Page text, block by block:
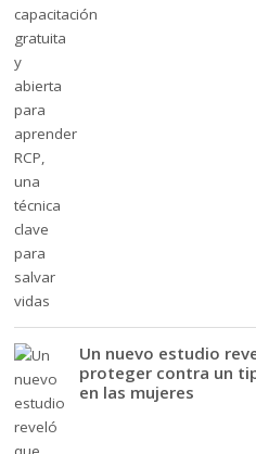
Un nuevo estudio
proteger contra un
en las mujeres